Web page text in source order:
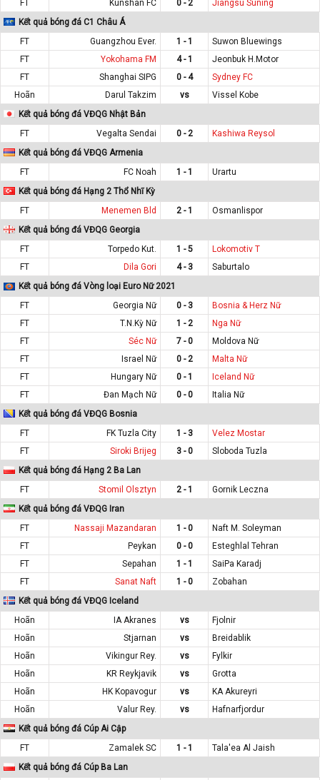
FT Kunshan FC 0 - 2
Jiangsu Suning
Kết quả bóng đá C1 Châu Á
FT
Guangzhou Ever. 1 - 1
Suwon Bluewings
FT
Yokohama FM 4 - 1
Jeonbuk H.Motor
FT
Shanghai SIPG 0 - 4
Sydney FC
Hoãn
Darul Takzim vs
Vissel Kobe
Kết quả bóng đá VĐQG Nhật Bản
FT
Vegalta Sendai 0 - 2
Kashiwa Reysol
Kết quả bóng đá VĐQG Armenia
FT
FC Noah 1 - 1
Urartu
Kết quả bóng đá Hạng 2 Thổ Nhĩ Kỳ
FT
Menemen Bld 2 - 1
Osmanlispor
Kết quả bóng đá VĐQG Georgia
FT
Torpedo Kut. 1 - 5
Lokomotiv T
FT
Dila Gori 4 - 3
Saburtalo
Kết quả bóng đá Vòng loại Euro Nữ 2021
FT
Georgia Nữ 0 - 3
Bosnia & Herz Nữ
FT
T.N.Kỳ Nữ 1 - 2
Nga Nữ
FT
Séc Nữ 7 - 0
Moldova Nữ
FT
Israel Nữ 0 - 2
Malta Nữ
FT
Hungary Nữ 0 - 1
Iceland Nữ
FT
Đan Mạch Nữ 0 - 0
Italia Nữ
Kết quả bóng đá VĐQG Bosnia
FT
FK Tuzla City 1 - 3
Velez Mostar
FT
Siroki Brijeg 3 - 0
Sloboda Tuzla
Kết quả bóng đá Hạng 2 Ba Lan
FT
Stomil Olsztyn 2 - 1
Gornik Leczna
Kết quả bóng đá VĐQG Iran
FT
Nassaji Mazandaran 1 - 0
Naft M. Soleyman
FT
Peykan 0 - 0
Esteghlal Tehran
FT
Sepahan 1 - 1
SaiPa Karadj
FT
Sanat Naft 1 - 0
Zobahan
Kết quả bóng đá VĐQG Iceland
Hoãn
IA Akranes vs
Fjolnir
Hoãn
Stjarnan vs
Breidablik
Hoãn
Vikingur Rey. vs
Fylkir
Hoãn
KR Reykjavik vs
Grotta
Hoãn
HK Kopavogur vs
KA Akureyri
Hoãn
Valur Rey. vs
Hafnarfjordur
Kết quả bóng đá Cúp Ai Cập
FT
Zamalek SC 1 - 1
Tala'ea Al Jaish
Kết quả bóng đá Cúp Ba Lan